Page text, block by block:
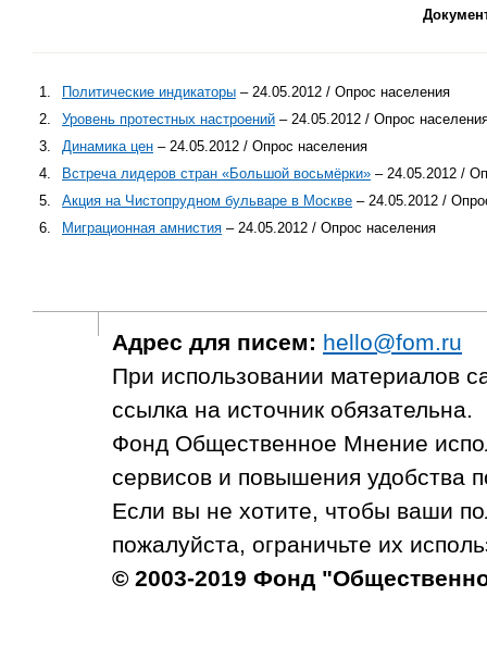
1. Политические индикаторы – 24.05.2012 / Опрос населения
2.
Уровень протестных настроений – 24.05.2012 / Опрос
3.
Динамика цен – 24.05.2012 / Опрос населения
4.
Встреча лидеров стран «Большой восьмёрки» – 24.05.2012 /
5.
Акция на Чистопрудном бульваре в Москве – 24.05.2012 /
6.
Миграционная амнистия – 24.05.2012 / Опрос населения
Адрес для писем: hello@fom.ru
При использовании материалов
ссылка на источник обязательна.
Фонд Общественное Мнение
сервисов и повышения удобства
Если вы не хотите, чтобы ваши
пожалуйста, ограничьте их
© 2003-2019 Фонд